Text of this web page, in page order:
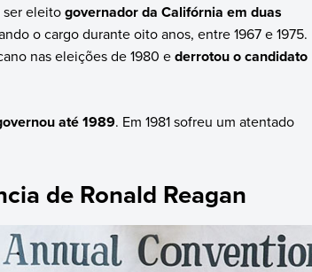
eleitogovernador da Califórnia em duas
o cargo durante oito anos, entre 1967 e 1975.
nas eleições de 1980 ederrotou o candidato
até 1989. Em 1981 sofreu um atentado
de Ronald Reagan